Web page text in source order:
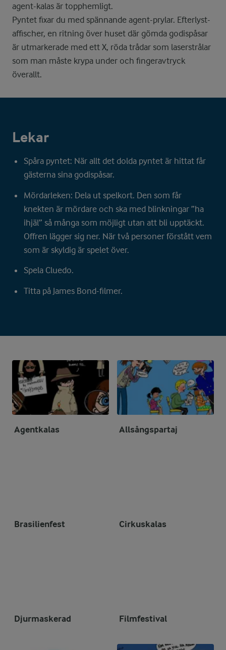
agent-kalas är topphemligt.
Pyntet fixar du med spännande agent-prylar. Efterlyst-
affischer, en ritning över huset där gömda godispåsar
är utmarkerade med ett X, röda trådar som laserstrålar
som man måste krypa under och fingeravtryck
överallt.
Lekar
Spåra pyntet: När allt det dolda pyntet är hittat får
gästerna sina godispåsar.
Mördarleken: Dela ut spelkort. Den som får
knekten är mördare och ska med blinkningar ”ha
ihjäl” så många som möjligt utan att bli upptäckt.
Offren lägger sig ner. När två personer förstått vem
som är skyldig är spelet över.
Spela Cluedo.
Titta på James Bond-filmer.
Agentkalas Allsångspartaj
Brasilienfest Cirkuskalas
Djurmaskerad Filmfestival